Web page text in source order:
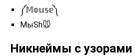
༼𝕄𝕠𝕦𝕤𝕖༽
MыSh🐭
Никнеймы с узорами